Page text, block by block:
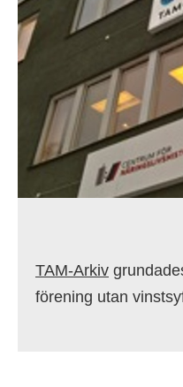
TAM-Arkiv
förening utan